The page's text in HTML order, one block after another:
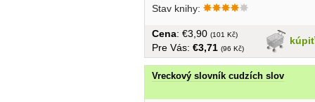
Stav knihy:
kúpiť
Cena: €3,90 (101 Kč)
Pre Vás: €3,71 (96 Kč)
Vreckový slovník cudzích slov